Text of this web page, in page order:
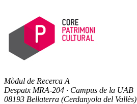
Mòdul de Recerca A
Despatx MRA-204 · Campus de la UAB
08193 Bellaterra (Cerdanyola del Vallès)